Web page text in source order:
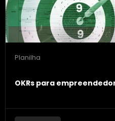
Planilha
OKRs para